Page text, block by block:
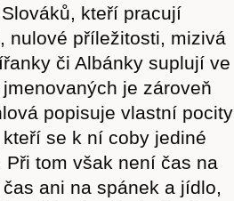
kteří pracují
nulové příležitosti, mizivá
či Albánky suplují ve
je zároveň
popisuje vlastní pocity
se k ní coby jediné
tom však není čas na
ani na spánek a jídlo,